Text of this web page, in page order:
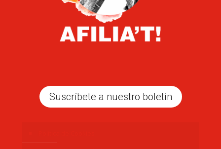
Suscríbete a nuestro boletín